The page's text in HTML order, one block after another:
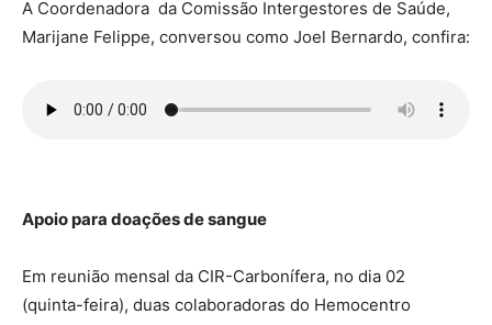
A Coordenadora da Comissão Intergestores de Saúde,
Marijane Felippe, conversou como Joel Bernardo, confira:
Apoio para doações de sangue
Em reunião mensal da CIR-Carbonífera, no dia 02
(quinta-feira), duas colaboradoras do Hemocentro